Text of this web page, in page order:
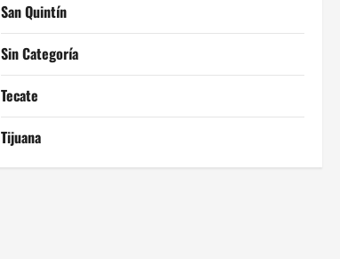
San Quintín
Sin Categoría
Tecate
Tijuana